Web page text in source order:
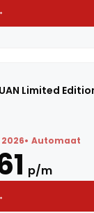
Limited
2026 Automaat
p/m